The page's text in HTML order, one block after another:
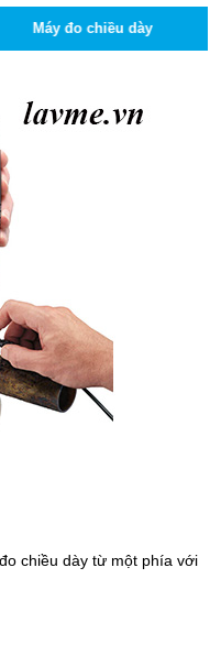
Máy đo chiều dày
chiều dày từ một phía với